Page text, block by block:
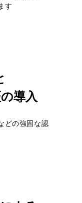
す
導入
どの強固な認